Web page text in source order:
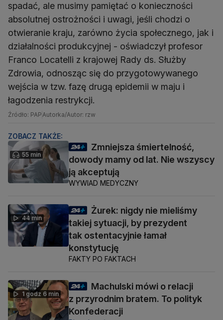
spadać, ale musimy pamiętać o konieczności
absolutnej ostrożności i uwagi, jeśli chodzi o
otwieranie kraju, zarówno życia społecznego, jak i
działalności produkcyjnej - oświadczył profesor
Franco Locatelli z krajowej Rady ds. Służby
Zdrowia, odnosząc się do przygotowywanego
wejścia w tzw. fazę drugą epidemii w maju i
łagodzenia restrykcji.
Źródło: PAPAutorka/Autor: rzw
ZOBACZ TAKŻE:
55 min
Zmniejsza śmiertelność,
dowody mamy od lat. Nie wszyscy
ją akceptują
WYWIAD MEDYCZNY
44 min
Żurek: nigdy nie mieliśmy
takiej sytuacji, by prezydent
tak ostentacyjnie łamał
konstytucję
FAKTY PO FAKTACH
1 godz 6 min
Machulski mówi o relacji
z przyrodnim bratem. To polityk
Konfederacji